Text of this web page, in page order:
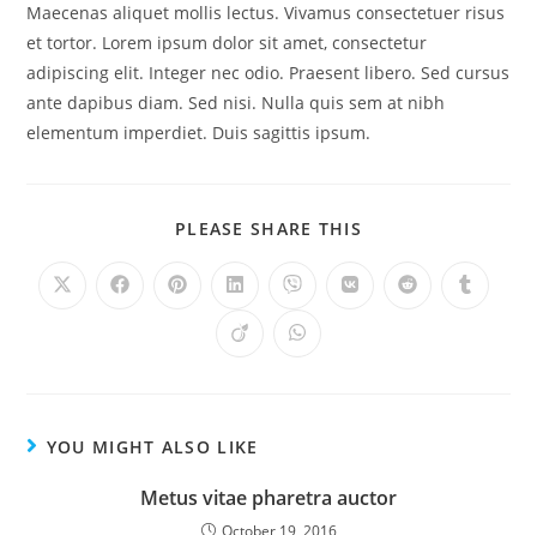
Maecenas aliquet mollis lectus. Vivamus consectetuer risus
et tortor. Lorem ipsum dolor sit amet, consectetur
adipiscing elit. Integer nec odio. Praesent libero. Sed cursus
ante dapibus diam. Sed nisi. Nulla quis sem at nibh
elementum imperdiet. Duis sagittis ipsum.
PLEASE SHARE THIS
YOU MIGHT ALSO LIKE
Metus vitae pharetra auctor
October 19, 2016